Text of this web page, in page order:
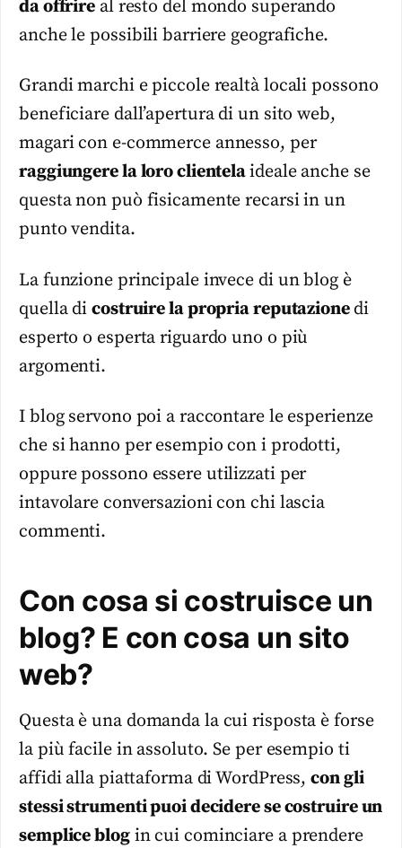
da offrire al resto del mondo superando
anche le possibili barriere geografiche.
Grandi marchi e piccole realtà locali possono
beneficiare dall’apertura di un sito web,
magari con e-commerce annesso, per
raggiungere la loro clientelaideale anche se
questa non può fisicamente recarsi in un
punto vendita.
La funzione principale invece di un blog è
quella dicostruire la propria reputazione di
esperto o esperta riguardo uno o più
argomenti.
I blog servono poi a raccontare le esperienze
che si hanno per esempio con i prodotti,
oppure possono essere utilizzati per
intavolare conversazioni con chi lascia
commenti.
Con cosa si costruisce un
blog? E con cosa un sito
web?
Questa è una domanda la cui risposta è forse
la più facile in assoluto. Se per esempio ti
affidi alla piattaforma di WordPress,con gli
stessi strumenti puoi decidere se costruire un
semplice blogin cui cominciare a prendere